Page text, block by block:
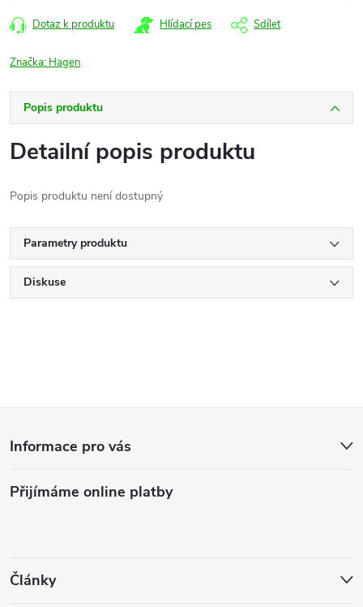
Dotaz k produktu Hlídací pes Sdílet
Značka: Hagen
Popis produktu
Detailní popis produktu
Popis produktu není dostupný
Parametry produktu
Diskuse
p
Informace pro vás
Přijímáme online platby
Články